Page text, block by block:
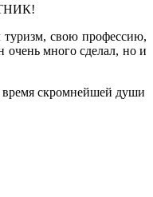
свою профессию,
много сделал, но и
скромнейшей души